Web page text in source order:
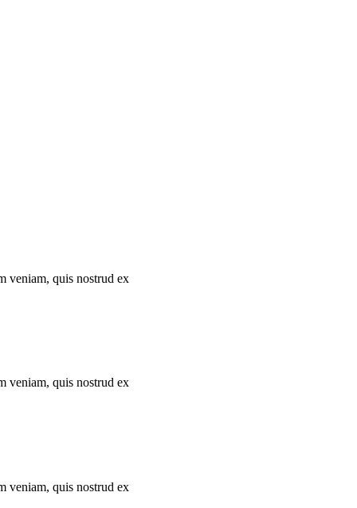
veniam, quis nostrud ex
veniam, quis nostrud ex
veniam, quis nostrud ex